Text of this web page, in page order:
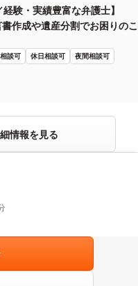
験・実績豊富な弁護士】
作成や遺産分割でお困りのこ
談可 休日相談可
夜間相談可
情報を見る